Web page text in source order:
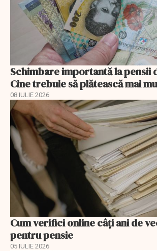
Schimbare importantă la pensii
Cine trebuie să plătească mai
08 IULIE 2026
Cum verifici online câți ani de
pentru pensie
05 IULIE 2026